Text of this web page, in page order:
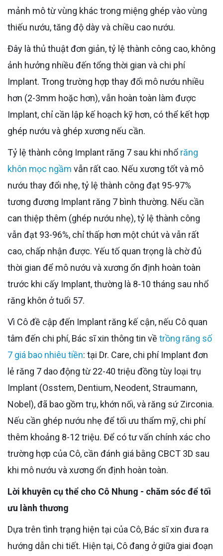
mảnh mô từ vùng khác trong miệng ghép vào vùng
thiếu nướu, tăng độ dày và chiều cao nướu.
Đây là thủ thuật đơn giản, tỷ lệ thành công cao, không
ảnh hưởng nhiều đến tổng thời gian và chi phí
Implant. Trong trường hợp thay đổi mô nướu nhiều
hơn (2-3mm hoặc hơn), vẫn hoàn toàn làm được
Implant, chỉ cần lập kế hoạch kỹ hơn, có thể kết hợp
ghép nướu và ghép xương nếu cần.
Tỷ lệ thành công Implant răng 7 sau khi nhổ răng
khôn mọc ngầm vẫn rất cao. Nếu xương tốt và mô
nướu thay đổi nhẹ, tỷ lệ thành công đạt 95-97%
tương đương Implant răng 7 bình thường. Nếu cần
can thiệp thêm (ghép nướu nhẹ), tỷ lệ thành công
vẫn đạt 93-96%, chỉ thấp hơn một chút và vẫn rất
cao, chấp nhận được. Yếu tố quan trọng là chờ đủ
thời gian để mô nướu và xương ổn định hoàn toàn
trước khi cấy Implant, thường là 8-10 tháng sau nhổ
răng khôn ở tuổi 57.
Vì Cô đề cập đến Implant răng kế cận, nếu Cô quan
tâm đến chi phí, Bác sĩ xin thông tin về trồng răng số
7 giá bao nhiêu tiền: tại Dr. Care, chi phí Implant đơn
lẻ răng 7 dao động từ 22-40 triệu đồng tùy loại trụ
Implant (Osstem, Dentium, Neodent, Straumann,
Nobel), đã bao gồm trụ, khớn nối, và răng sứ Zirconia.
Nếu cần ghép nướu nhẹ để tối ưu thẩm mỹ, chi phí
thêm khoảng 8-12 triệu. Để có tư vấn chính xác cho
trường hợp của Cô, cần đánh giá bằng CBCT 3D sau
khi mô nướu và xương ổn định hoàn toàn.
Lời khuyên cụ thể cho Cô Nhung - chăm sóc để tối
ưu lành thương
Dựa trên tình trạng hiện tại của Cô, Bác sĩ xin đưa ra
hướng dẫn chi tiết. Hiện tại, Cô đang ở giữa giai đoạn